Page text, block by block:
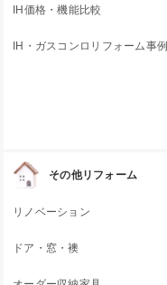
IH価格・機能比較
IH・ガスコンロリフォーム事例
その他リフォーム
リノベーション
ドア・窓・襖